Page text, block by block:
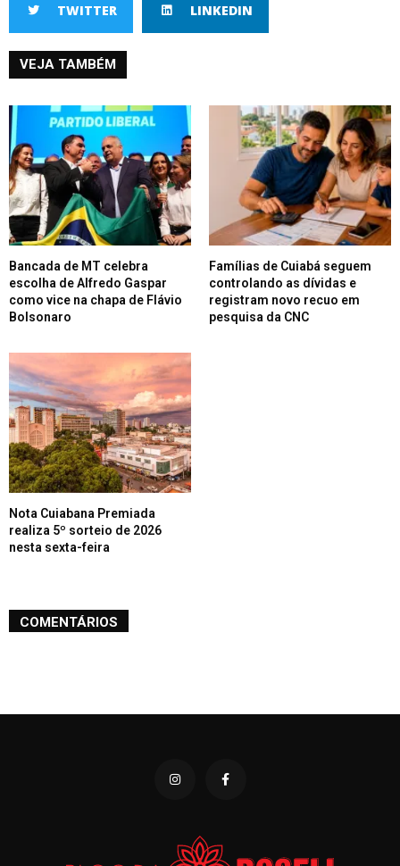
TWITTER LINKEDIN
VEJA TAMBÉM
Bancada de MT celebra
escolha de Alfredo Gaspar
como vice na chapa de Flávio
Bolsonaro
Famílias de Cuiabá seguem
controlando as dívidas e
registram novo recuo em
pesquisa da CNC
Nota Cuiabana Premiada
realiza 5º sorteio de 2026
nesta sexta-feira
COMENTÁRIOS